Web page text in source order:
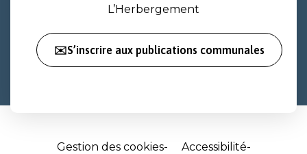
L’Herbergement
✉️S’inscrire aux publications communales
Gestion des cookies
Accessibilité